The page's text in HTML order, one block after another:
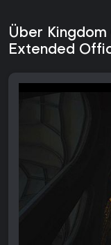
Über Kingdom
Extended